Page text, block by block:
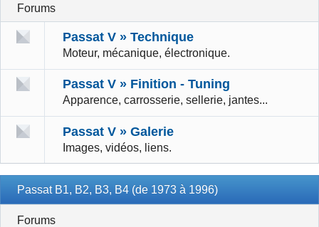
Forums
Passat V » Technique
Moteur, mécanique, électronique.
Passat V » Finition - Tuning
Apparence, carrosserie, sellerie, jantes...
Passat V » Galerie
Images, vidéos, liens.
Passat B1, B2, B3, B4 (de 1973 à 1996)
Forums